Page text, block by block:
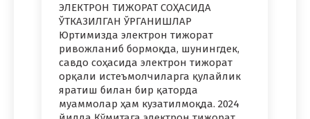
ЭЛЕКТРОН ТИЖОРАТ СОҲАСИДА
ЎТКАЗИЛГАН ЎРГАНИШЛАР
Юртимизда электрон тижорат
ривожланиб бормоқда, шунингдек,
савдо соҳасида электрон тижорат
орқали истеъмолчиларга қулайлик
яратиш билан бир қаторда
муаммолар ҳам кузатилмоқда. 2024